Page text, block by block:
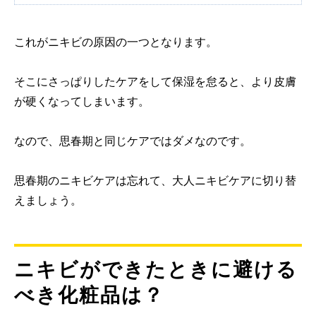
これがニキビの原因の一つとなります。
そこにさっぱりしたケアをして保湿を怠ると、より皮膚
が硬くなってしまいます。
なので、思春期と同じケアではダメなのです。
思春期のニキビケアは忘れて、大人ニキビケアに切り替
えましょう。
ニキビができたときに避ける
べき化粧品は？